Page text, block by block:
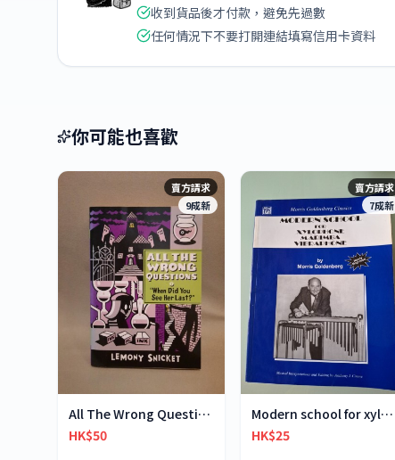
收到貨品後才付款，避免先過數
任何情況下不要打開連結填寫信用卡資料
你可能也喜歡
賣方請求
9成新
All The Wrong Questions 2: "When Did You See Her L
HK$50
賣方請求
7成新
Modern school for xylophone marimba vibraphone
HK$25